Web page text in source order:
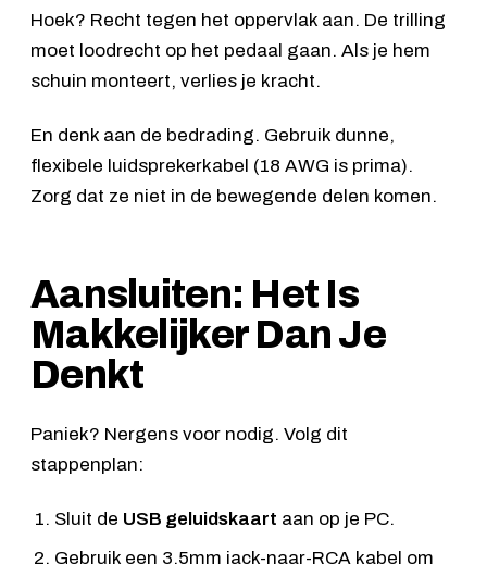
Hoek? Recht tegen het oppervlak aan. De trilling
moet loodrecht op het pedaal gaan. Als je hem
schuin monteert, verlies je kracht.
En denk aan de bedrading. Gebruik dunne,
flexibele luidsprekerkabel (18 AWG is prima).
Zorg dat ze niet in de bewegende delen komen.
Aansluiten: Het Is
Makkelijker Dan Je
Denkt
Paniek? Nergens voor nodig. Volg dit
stappenplan:
Sluit de USB geluidskaart aan op je PC.
Gebruik een 3.5mm jack-naar-RCA kabel om